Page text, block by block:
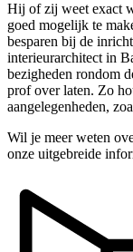
Hij of zij weet exact
goed mogelijk te
besparen bij de
interieurarchitect in
bezigheden rondom
prof over laten. Zo
aangelegenheden,
Wil je meer weten
onze uitgebreide